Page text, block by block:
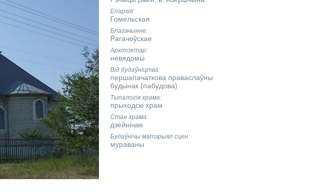
Епархія
Гомельская
Благачынне
Рагачоўскае
Архітэктар
невядомы
Від будаўніцтва
першапачаткова праваслаўны
будынак (пабудова)
Тыпалогія храма
прыходскі храм
Стан храма
дзейнічае
Будаўнічы матэрыял сцен
мураваны